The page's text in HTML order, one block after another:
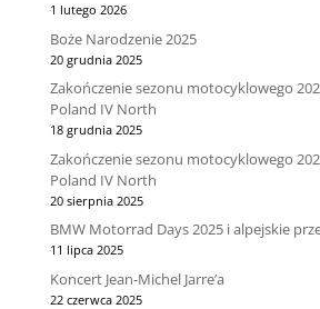
1 lutego 2026
Boże Narodzenie 2025
20 grudnia 2025
Zakończenie sezonu motocyklowego
Poland IV North
18 grudnia 2025
Zakończenie sezonu motocyklowego
Poland IV North
20 sierpnia 2025
BMW Motorrad Days 2025 i alpejskie
11 lipca 2025
Koncert Jean-Michel Jarre’a
22 czerwca 2025